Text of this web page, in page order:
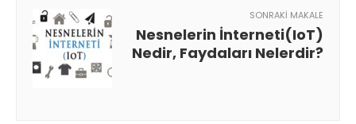
SONRAKI MAKALE
Nesnelerin İnterneti(IoT)
Nedir, Faydaları Nelerdir?